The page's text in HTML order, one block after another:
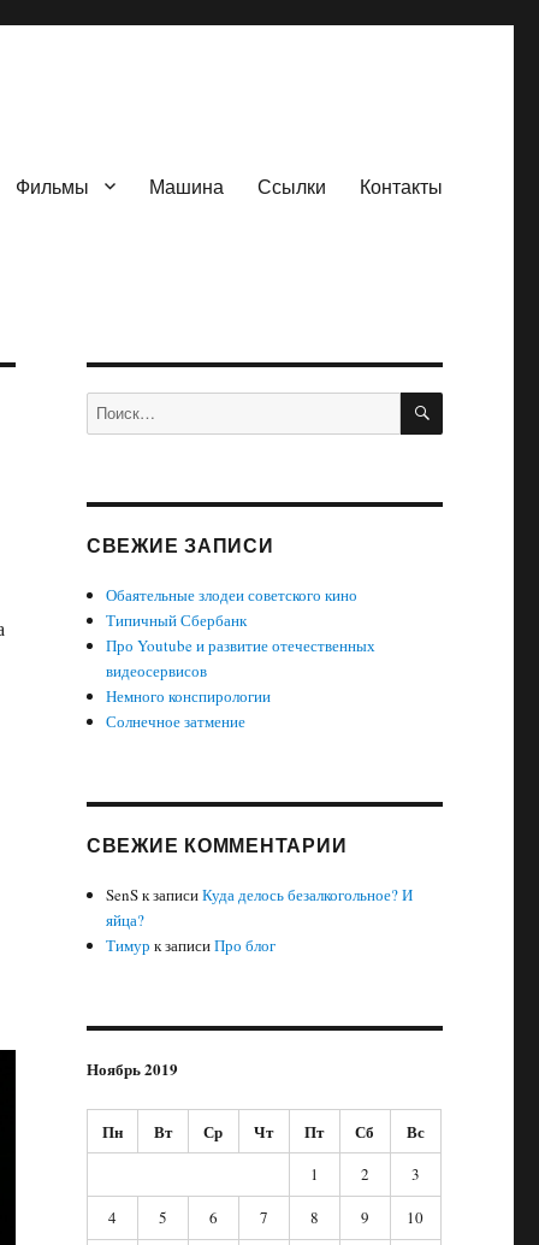
Фильмы Машина Ссылки Контакты
Искать: ПОИСК
СВЕЖИЕ ЗАПИСИ
Обаятельные злодеи советского кино
Типичный Сбербанк
Про Youtube и развитие отечественных
видеосервисов
Немного конспирологии
Солнечное затмение
СВЕЖИЕ КОММЕНТАРИИ
SenSк записиКуда делось безалкогольное? И
яйца?
Тимур к записиПро блог
Ноябрь 2019
Пн Вт Ср Чт Пт Сб Вс
1 2
3
4
5 6 7 8 9
10